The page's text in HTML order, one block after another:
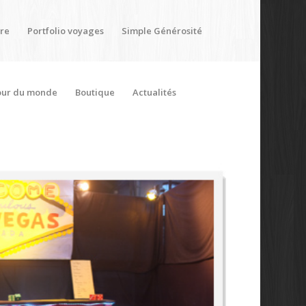
Portfolio voyages Simple Générosité
du monde Boutique Actualités